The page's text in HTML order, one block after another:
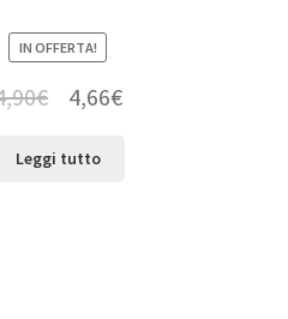
IN OFFERTA!
€ 4,66€
Leggi tutto